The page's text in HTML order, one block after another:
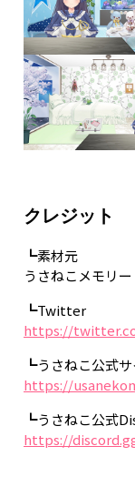
クレジット
┗素材元
うさねこメモリ
┗Twitter
https://
┗うさねこ公式サ
https://
┗うさねこ公式
https://